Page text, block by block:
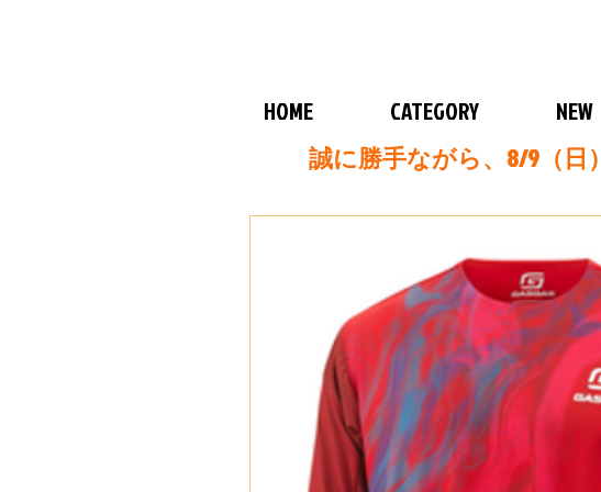
HOME CATEGORY NEW
誠に勝手ながら、8/9（日